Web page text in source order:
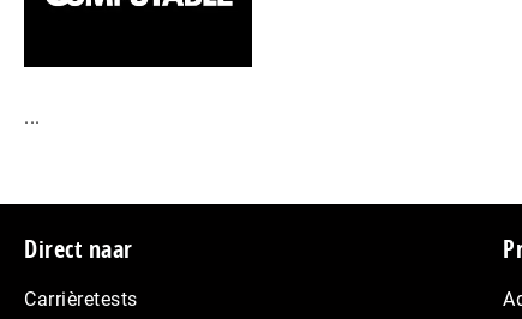
...
Footer
Direct naar
Carrièretests